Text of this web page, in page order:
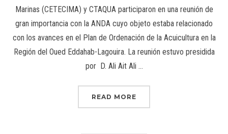
Marinas (CETECIMA) y CTAQUA participaron en una reunión de
gran importancia con la ANDA cuyo objeto estaba relacionado
con los avances en el Plan de Ordenación de la Acuicultura en la
Región del Oued Eddahab-Lagouira. La reunión estuvo presidida
por D. Ali Ait Ali …
READ MORE